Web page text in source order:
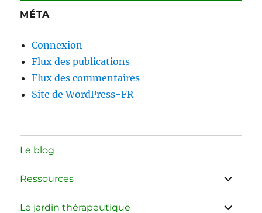
MÉTA
Connexion
Flux des publications
Flux des commentaires
Site de WordPress-FR
Le blog
Ressources
ouvrir
le
sous-
menu
Le jardin thérapeutique
ouvrir